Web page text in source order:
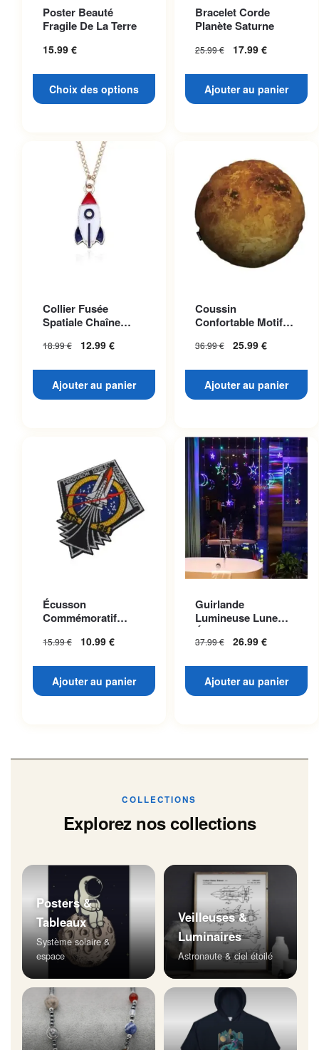
Poster Beauté
Fragile De La Terre
15.99 €
Choix des options
variations. Les options
peuvent être choisies sur la
page du produit
Bracelet Corde
Planète Saturne
25.99€ 17.99 €
Ajouter au panier
Collier Fusée
Spatiale Chaîne
18.99€ 12.99 €
Ajouter au panier
Coussin
Confortable Motif
36.99€ 25.99 €
Ajouter au panier
Écusson
Commémoratif
15.99€ 10.99 €
Ajouter au panier
Guirlande
Lumineuse Lune
Étoilée
37.99€ 26.99 €
Ajouter au panier
COLLECTIONS
Explorez nos collections
Posters &
Tableaux
Système solaire &
espace
Veilleuses &
Luminaires
Astronaute & ciel étoilé